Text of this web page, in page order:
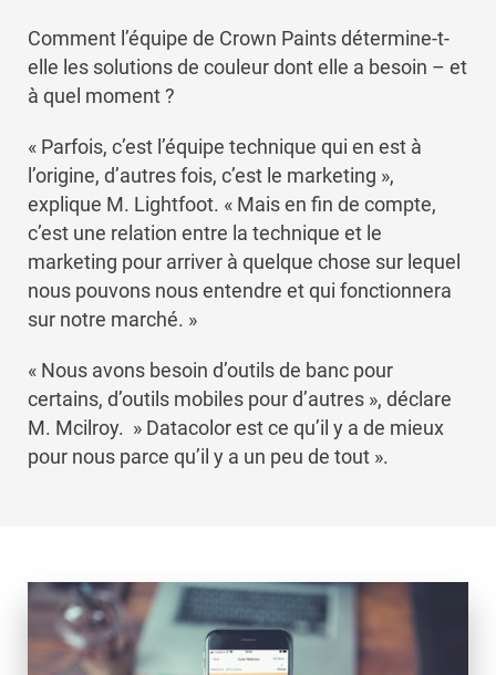
Comment l’équipe de Crown Paints détermine-t-
elle les solutions de couleur dont elle a besoin – et
à quel moment ?
« Parfois, c’est l’équipe technique qui en est à
l’origine, d’autres fois, c’est le marketing »,
explique M. Lightfoot. « Mais en fin de compte,
c’est une relation entre la technique et le
marketing pour arriver à quelque chose sur lequel
nous pouvons nous entendre et qui fonctionnera
sur notre marché. »
« Nous avons besoin d’outils de banc pour
certains, d’outils mobiles pour d’autres », déclare
M. Mcilroy. » Datacolor est ce qu’il y a de mieux
pour nous parce qu’il y a un peu de tout ».